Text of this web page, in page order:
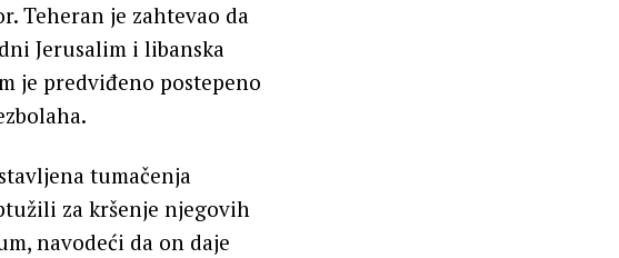
Teheran je zahtevao da
Jerusalim i libanska
je predviđeno postepeno
tumačenja
za kršenje njegovih
navodeći da on daje